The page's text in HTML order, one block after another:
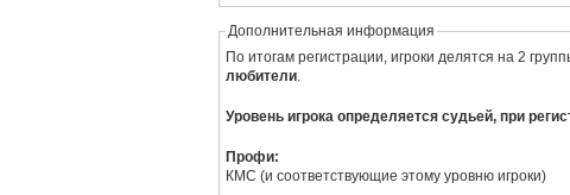
Дополнительная информация
По итогам регистрации, игроки делятся на 2
любители.
Уровень игрока определяется судьей, при
Профи:
КМС (и соответствующие этому уровню игроки)